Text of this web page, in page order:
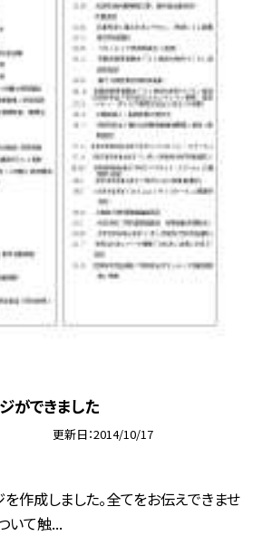
ができました
更新日 2014/10/17
作成しました。全てをお伝えできませ
いて触...